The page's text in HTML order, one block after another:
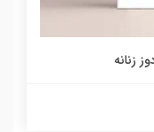
زنانه